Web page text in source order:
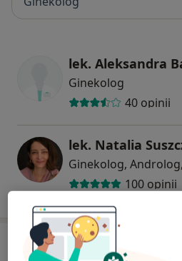
lek. Aleksandra
Ginekolog
40 opinii
lek. Natalia
Ginekolog,
100 opinii
Adres